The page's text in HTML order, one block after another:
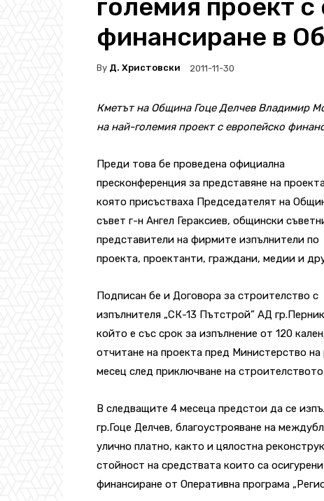
големия проект
финансиране в
By Д. Христовски 2011-11-30
Кметът на Община Гоце Делчев Владимир
на най-големия проект с европейско
Преди това бе проведена официална
пресконференция за представяне на
която присъстваха Председателят на
съвет г-н Ангел Гераксиев, общински
представители на фирмите изпълнители по
проекта, проектанти, граждани, медии и
Подписан бе и Договора за строителство с
изпълнителя „СК-13 Пътстрой” АД
който е със срок за изпълнение от 120
отчитане на проекта пред Министерство
месец след приключване на
В следващите 4 месеца предстои да се
гр.Гоце Делчев, благоустрояване на
улично платно, както и цялостна
стойност на средствата които са
финансиране от Оперативна програма